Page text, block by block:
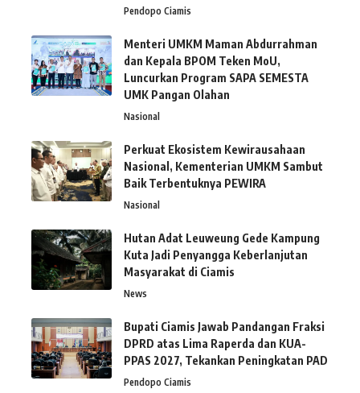
Pendopo Ciamis
Menteri UMKM Maman Abdurrahman
dan Kepala BPOM Teken MoU,
Luncurkan Program SAPA SEMESTA
UMK Pangan Olahan
Nasional
Perkuat Ekosistem Kewirausahaan
Nasional, Kementerian UMKM Sambut
Baik Terbentuknya PEWIRA
Nasional
Hutan Adat Leuweung Gede Kampung
Kuta Jadi Penyangga Keberlanjutan
Masyarakat di Ciamis
News
Bupati Ciamis Jawab Pandangan Fraksi
DPRD atas Lima Raperda dan KUA-
PPAS 2027, Tekankan Peningkatan PAD
Pendopo Ciamis